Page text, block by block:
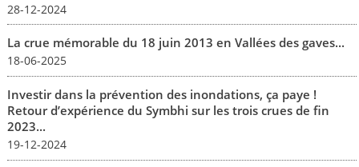
28-12-2024
La crue mémorable du 18 juin 2013 en Vallées des gaves...
18-06-2025
Investir dans la prévention des inondations, ça paye !
Retour d’expérience du Symbhi sur les trois crues de fin
2023...
19-12-2024